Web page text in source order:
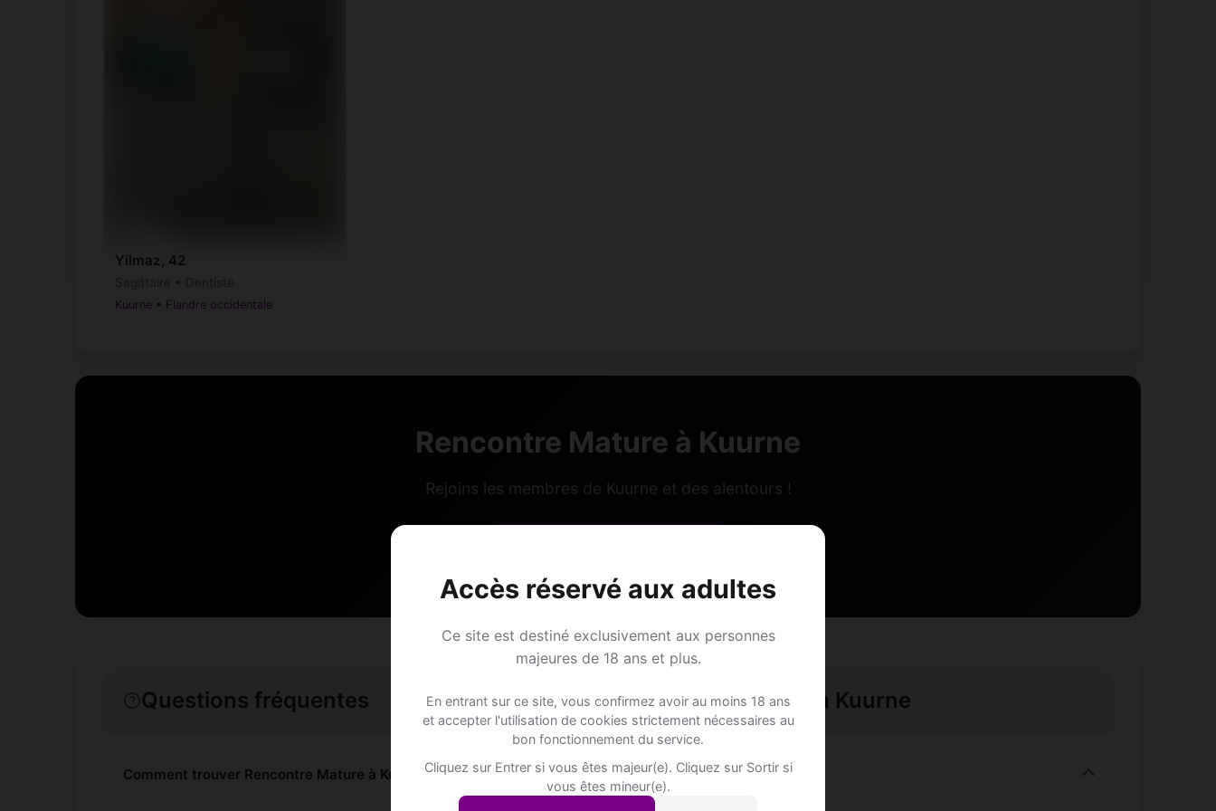
Accès réservé aux adultes
Ce site est destiné exclusivement aux personnes
majeures de 18 ans et plus.
En entrant sur ce site, vous confirmez avoir au moins 18 ans
et accepter l'utilisation de cookies strictement nécessaires au
bon fonctionnement du service.
Cliquez sur Entrer si vous êtes majeur(e). Cliquez sur Sortir si
vous êtes mineur(e).
Yilmaz, 42
Kuurne • Flandre occidentale
Rencontre Mature à Kuurne
Rejoins les membres de Kuurne et des alentours !
Questions fréquentes
Comment trouver Rencontre Mature à Kuurne ?
Lieux de sortie à Kuurne
📍 Hôtelss 5